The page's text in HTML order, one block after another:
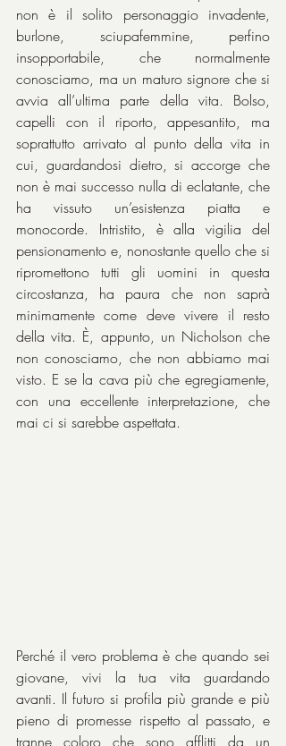
non è il solito personaggio invadente,
burlone, sciupafemmine, perfino
insopportabile, che normalmente
conosciamo, ma un maturo signore che si
avvia all’ultima parte della vita. Bolso,
capelli con il riporto, appesantito, ma
soprattutto arrivato al punto della vita in
cui, guardandosi dietro, si accorge che
non è mai successo nulla di eclatante, che
ha vissuto un’esistenza piatta e
monocorde. Intristito, è alla vigilia del
pensionamento e, nonostante quello che si
ripromettono tutti gli uomini in questa
circostanza, ha paura che non saprà
minimamente come deve vivere il resto
della vita. È, appunto, un Nicholson che
non conosciamo, che non abbiamo mai
visto. E se la cava più che egregiamente,
con una eccellente interpretazione, che
mai ci si sarebbe aspettata.
Perché il vero problema è che quando sei
giovane, vivi la tua vita guardando
avanti. Il futuro si profila più grande e più
pieno di promesse rispetto al passato, e
tranne coloro che sono afflitti da un